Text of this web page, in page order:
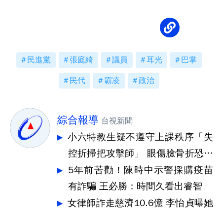
民進黨 張庭綺 議員 耳光 巴掌
民代 霸凌 政治
綜合報導 台視新聞
小六特教生疑不遵守上課秩序「失
控折掃把攻擊師」 眼傷臉骨折恐失
明
5年前苦勸！陳時中示警採購疫苗
有詐騙 王必勝：時間久看出睿智
女律師詐走慈濟10.6億 李怡貞曝她